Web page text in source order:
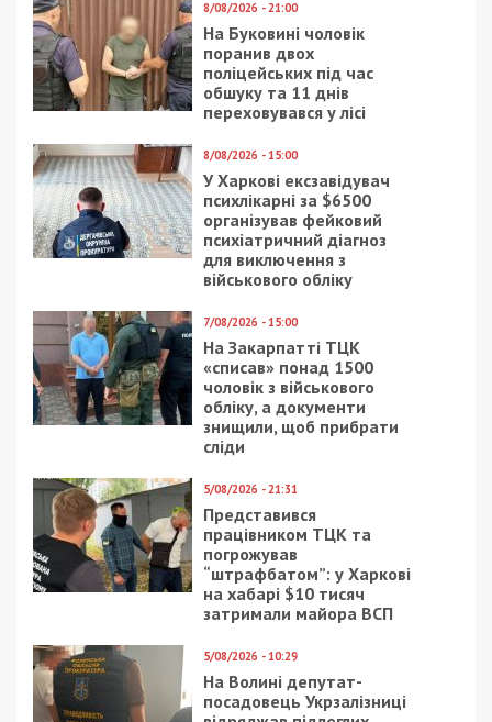
30/04/2021 - 7:55
Коронавирус в Днепре:
более 200 новых
случаев
24/11/2020 - 14:26
Министр культуры
предложил ввести
жесткий карантин на
Новый год:
подробности
8/04/2021 - 10:26
Пляж в Днепре может
получить
международное
признание
12/05/2022 - 19:37
Лучшие рестораны
Днепра бесплатно
кормят переселенцев
(Видео)